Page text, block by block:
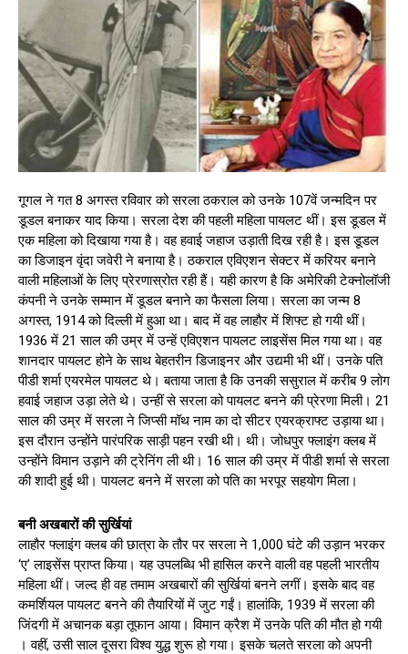
गूगल ने गत 8 अगस्त रविवार को सरला ठकराल को उनके 107वें जन्‍मदिन पर
डूडल बनाकर याद किया। सरला देश की पहली महिला पायलट थीं। इस डूडल में
एक महिला को दिखाया गया है। वह हवाई जहाज उड़ाती दिख रही है। इस डूडल
का डिजाइन वृंदा जवेरी ने बनाया है। ठकराल एविएशन सेक्‍टर में करियर बनाने
वाली महिलाओं के लिए प्रेरणास्रोत रही हैं। यही कारण है कि अमेरिकी टेक्‍नोलॉजी
कंपनी ने उनके सम्‍मान में डूडल बनाने का फैसला लिया। सरला का जन्‍म 8
अगस्‍त, 1914 को दिल्‍ली में हुआ था। बाद में वह लाहौर में शिफ्ट हो गयी थीं।
1936 में 21 साल की उम्र में उन्‍हें एविएशन पायलट लाइसेंस मिल गया था। वह
शानदार पायलट होने के साथ बेहतरीन डिजाइनर और उद्यमी भी थीं। उनके पति
पीडी शर्मा एयरमेल पायलट थे। बताया जाता है कि उनकी ससुराल में करीब 9 लोग
हवाई जहाज उड़ा लेते थे। उन्‍हीं से सरला को पायलट बनने की प्रेरणा मिली। 21
साल की उम्र में सरला ने जिप्‍सी मॉथ नाम का दो सीटर एयरक्राफ्ट उड़ाया था।
इस दौरान उन्‍होंने पारंपरिक साड़ी पहन रखी थी। थी। जोधपुर फ्लाइंग क्‍लब में
उन्‍होंने विमान उड़ाने की ट्रेनिंग ली थी। 16 साल की उम्र में पीडी शर्मा से सरला
की शादी हुई थी। पायलट बनने में सरला को पति का भरपूर सहयोग मिला।
बनी अखबारों की सुर्खियां
लाहौर फ्लाइंग क्‍लब की छात्रा के तौर पर सरला ने 1,000 घंटे की उड़ान भरकर
‘ए’ लाइसेंस प्राप्‍त किया। यह उपलब्‍ध‍ि भी हासिल करने वाली वह पहली भारतीय
महिला थीं। जल्‍द ही वह तमाम अखबारों की सुर्खियां बनने लगीं। इसके बाद वह
कमर्शियल पायलट बनने की तैयारियों में जुट गईं। हालांकि, 1939 में सरला की
जिंदगी में अचानक बड़ा तूफान आया। विमान क्रैश में उनके पति की मौत हो गयी
। वहीं, उसी साल दूसरा विश्‍व युद्ध शुरू हो गया। इसके चलते सरला को अपनी